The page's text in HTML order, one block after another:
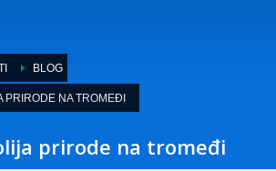
BLOG
PRIRODE NA TROMEĐI
prirode na tromeđi